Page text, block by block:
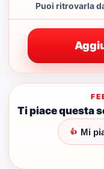
Puoi ritrovarla
Ti piace questa
👍 Mi